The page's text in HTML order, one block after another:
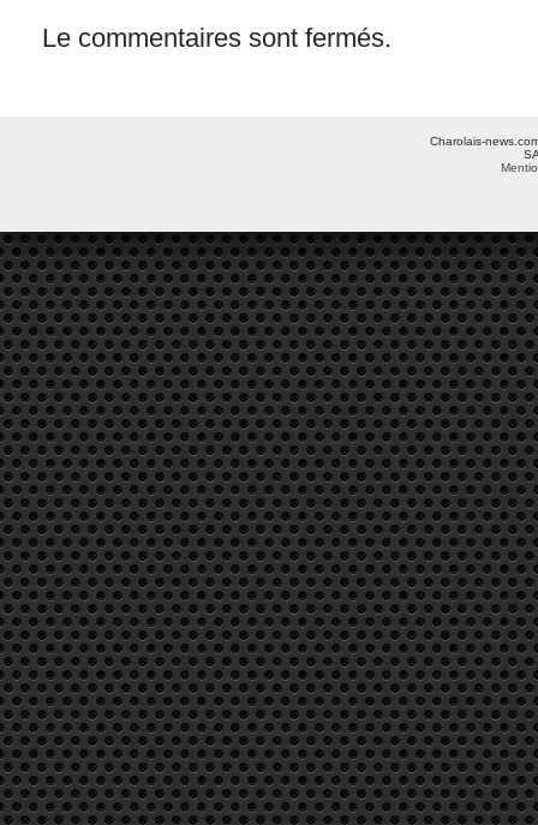
Le commentaires sont fermés.
Charolais-